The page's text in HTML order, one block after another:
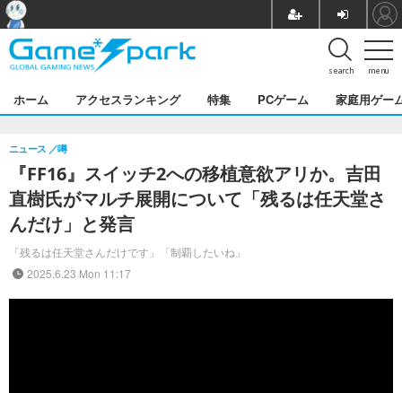
menu
search
ホーム アクセスランキング 特集 PCゲーム 家庭用ゲー
『FF16』スイッチ2への移植意欲アリか。吉田
直樹氏がマルチ展開について「残るは任天堂さ
んだけ」と発言
「残るは任天堂さんだけです」「制覇したいね」
ニュース 噂
2025.6.23 Mon 11:17